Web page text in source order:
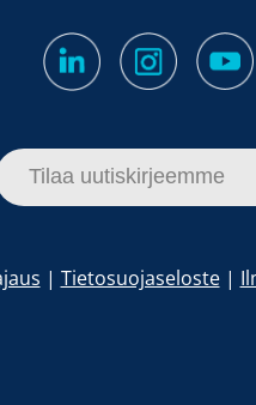
Tilaa uutiskirjeemme
| Tietosuojaseloste|